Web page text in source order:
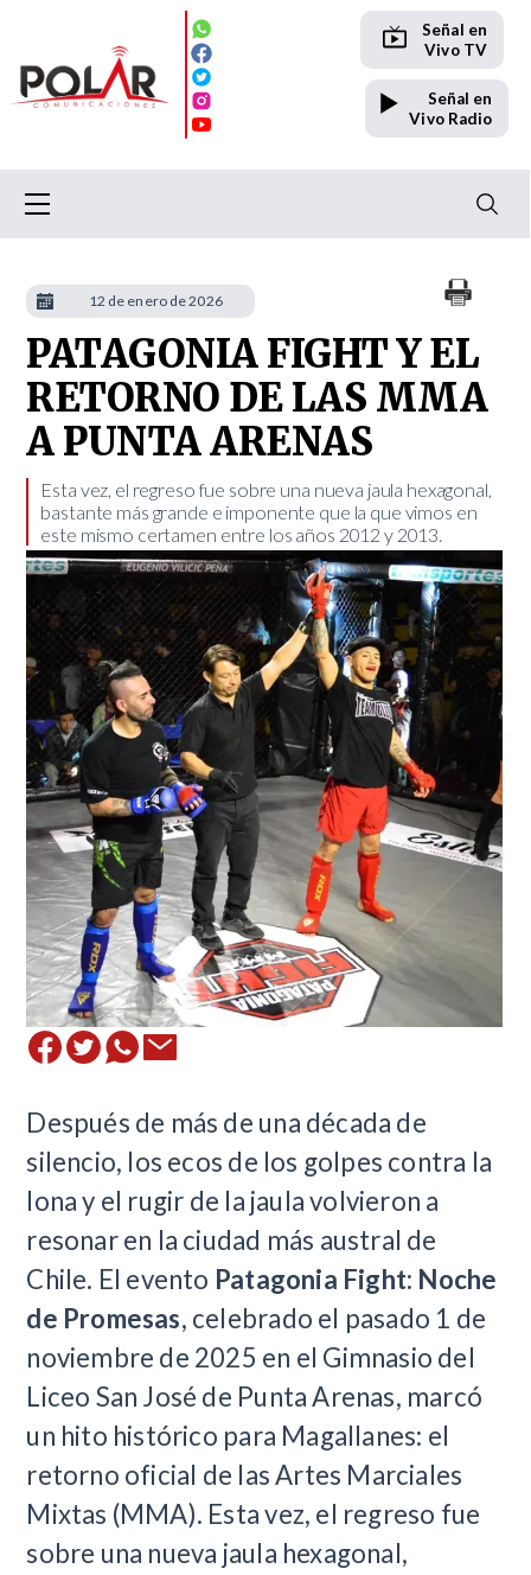
Señal en
Vivo TV
Señal en
Vivo Radio
PATAGONIA FIGHT Y EL
RETORNO DE LAS MMA
A PUNTA ARENAS
​Esta vez, el regreso fue sobre una nueva jaula hexagonal,
bastante más grande e imponente que la que vimos en
este mismo certamen entre los años 2012 y 2013.
​Después de más de una década de
silencio, los ecos de los golpes contra la
lona y el rugir de la jaula volvieron a
resonar en la ciudad más austral de
Chile. El evento Patagonia Fight: Noche
de Promesas, celebrado el pasado 1 de
noviembre de 2025 en el Gimnasio del
Liceo San José de Punta Arenas, marcó
un hito histórico para Magallanes: el
retorno oficial de las Artes Marciales
Mixtas (MMA). Esta vez, el regreso fue
sobre una nueva jaula hexagonal,
12 de enero de 2026